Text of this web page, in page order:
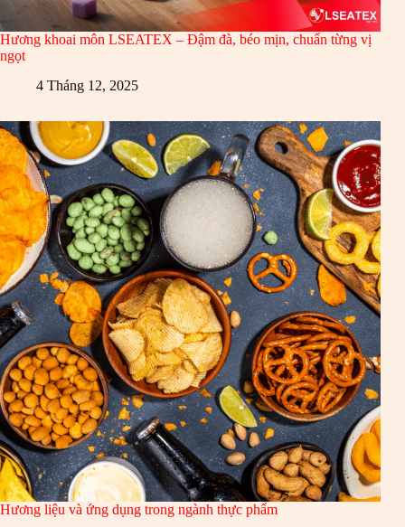
Hương khoai môn LSEATEX – Đậm đà, béo mịn, chuẩn từng vị
ngọt
4 Tháng 12, 2025
Hương liệu và ứng dụng trong ngành thực phẩm